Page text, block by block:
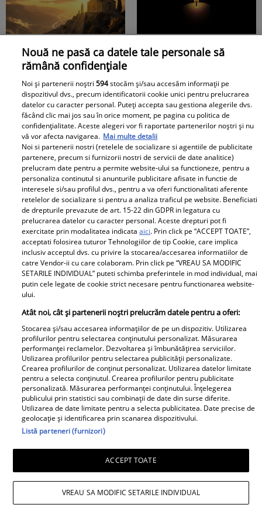
iremediabil pe
politicianul pe care
tabăra Bolojan și l-ar
dori premier
imediat atenția. Apare
dar e...
Ce să nu arunci SUB
NICI O FORMA din casă
astăzi, de Schimbarea la
Față . Se spune ca ....
Doliu în lumea
numai 37 de ani...
Ce să pui în portofel în
august ca să nu rămâi
fără bani. Tradiția veche
pe care mulți români o
respectă și astăzi
De nerecunoscut!!! S-a
schimabt total!! Cum
arata azi Bianca Roman
de la Insula Iubirii
Retete
Salată de dovlecei cu
iaurt și usturoi – rețeta
perfectă pentru vară
Înghețată de pepene
roșu - desertul verii
pentru toată familia
Musaca de vinete - cea
mai simplă rețetă și cea
Zacuscă de vinete cu
ardei necopt – zacusca
Nouă ne pasă ca datele tale personale să
rămână confidențiale
Noi și partenerii noștri594stocăm și/sau accesăm informații pe
dispozitivul dvs., precum identificatorii cookie unici pentru prelucrarea
datelor cu caracter personal. Puteți accepta sau gestiona alegerile dvs.
făcând clic mai jos sau în orice moment, pe pagina cu politica de
confidențialitate. Aceste alegeri vor fi raportate partenerilor noștri și nu
vă vor afecta navigarea. Mai multe detalii
Noi si partenerii nostri (retelele de socializare si agentiile de publicitate
partenere, precum si furnizorii nostri de servicii de date analitice)
prelucram date pentru a permite website-ului sa functioneze, pentru a
personaliza continutul si anunturile publicitare afisate in functie de
interesele si/sau profilul dvs., pentru a va oferi functionalitati aferente
retelelor de socializare si pentru a analiza traficul pe website. Beneficiati
de drepturile prevazute de art. 15-22 din GDPR in legatura cu
prelucrarea datelor cu caracter personal. Aceste drepturi pot fi
exercitate prin modalitatea indicataaici. Prin click pe “ACCEPT TOATE”,
acceptati folosirea tuturor Tehnologiilor de tip Cookie, care implica
inclusiv acceptul dvs. cu privire la stocarea/accesarea informatiilor de
catre Vendor-ii cu care colaboram. Prin click pe “VREAU SA MODIFIC
SETARILE INDIVIDUAL” puteti schimba preferintele in mod individual, mai
putin cele legate de cookie strict necesare pentru functionarea website-
ului.
Atât noi, cât și partenerii noștri prelucrăm datele pentru a oferi:
Stocarea și/sau accesarea informațiilor de pe un dispozitiv. Utilizarea
profilurilor pentru selectarea conținutului personalizat. Măsurarea
performanței reclamelor. Dezvoltarea și îmbunătățirea serviciilor.
Utilizarea profilurilor pentru selectarea publicității personalizate.
Crearea profilurilor de conținut personalizat. Utilizarea datelor limitate
pentru a selecta conținutul. Crearea profilurilor pentru publicitate
personalizată. Măsurarea performanței conținutului. Înțelegerea
publicului prin statistici sau combinații de date din surse diferite.
Utilizarea de date limitate pentru a selecta publicitatea. Date precise de
geolocație și identificarea prin scanarea dispozitivului.
Listă parteneri (furnizori)
ACCEPT TOATE
VREAU SA MODIFIC SETARILE INDIVIDUAL